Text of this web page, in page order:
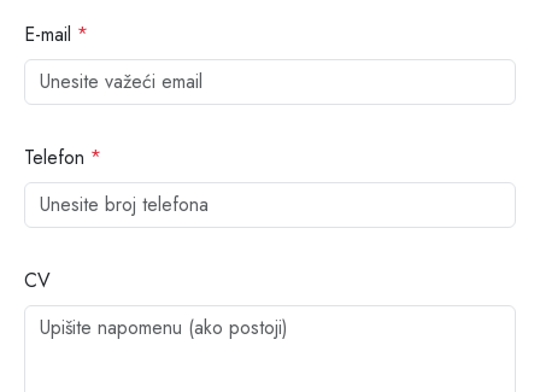
E-mail *
Telefon *
CV